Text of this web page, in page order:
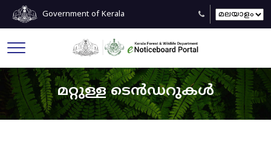
Government of Kerala
മറ്റുള്ള ടെൻഡറുകൾ